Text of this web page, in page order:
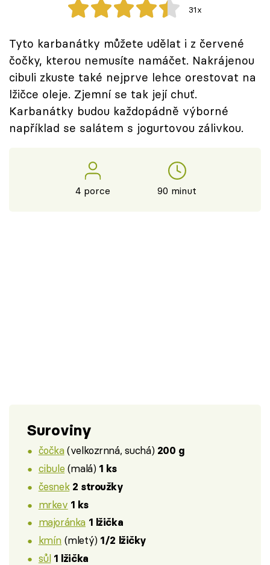
Speciál: Cuketa
Těhotnej kuchař
Sledujte prima+
Přihlášení
31x
Tyto karbanátky můžete udělat i z červené
čočky, kterou nemusíte namáčet. Nakrájenou
cibuli zkuste také nejprve lehce orestovat na
lžičce oleje. Zjemní se tak její chuť.
Karbanátky budou každopádně výborné
například se salátem s jogurtovou zálivkou.
4 porce 90 minut
Suroviny
čočka(velkozrnná, suchá) 200 g
cibule (malá) 1 ks
česnek 2 stroužky
mrkev 1 ks
majoránka 1 lžička
kmín (mletý) 1/2 lžičky
sůl 1 lžička